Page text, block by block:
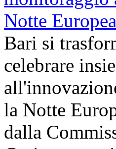
Bari si
celebrare
la Notte
dalla